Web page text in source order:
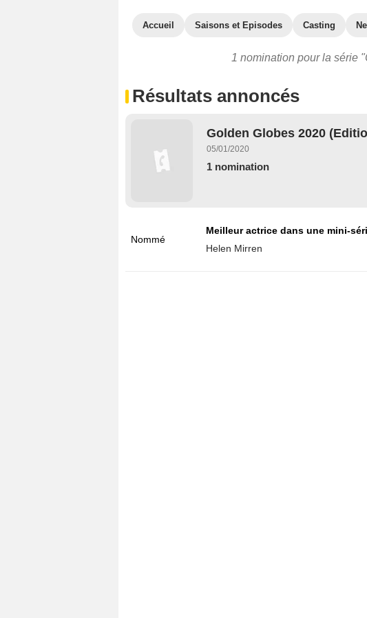
Accueil Saisons et Episodes Casting
1 nomination pour la série
Résultats annoncés
Golden Globes 2020
05/01/2020
1 nomination
Nommé
Meilleur actrice dans une mini-
Helen Mirren